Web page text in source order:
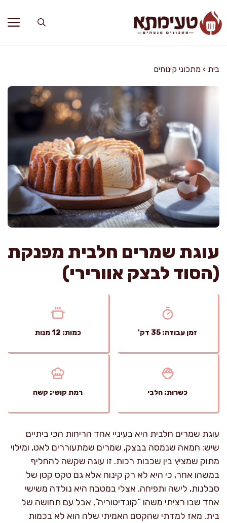
לתוכן
בית › מתכוני קינוחים
עוגת שמרים חלבית מפנקת
(הסוד לבצק אוורירי)
זמן עבודה: 35 דק' כמות: 12 מנות
כשרות: חלבי רמת קושי: קשה
עוגת שמרים חלבית היא בעיניי אחד הריחות הכי ביתיים
שיש: חמאה שנמסה בבצק, שמרים שמתעוררים לאט, ומילוי
מתוק שמציץ בין שכבות רכות. זו עוגה שקשה להחליף
במשהו אחר, כי היא לא רק קינוח אלא גם טקס קטן של
סבלנות, לישה ותפיחה. אצלי במטבח היא נולדה משישי
אחד שבו רציתי משהו “קונדיטוריה”, אבל עם תחושה של
בית. מאז למדתי שהקסם האמיתי שלה הוא לא בכמות